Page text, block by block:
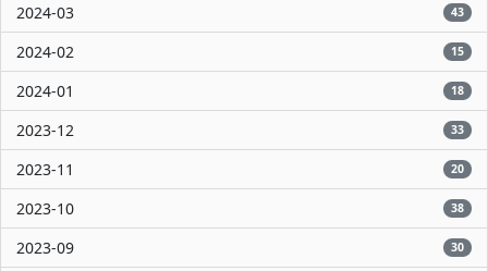
2024-03 43
2024-02 15
2024-01 18
2023-12 33
2023-11 20
2023-10 38
2023-09 30